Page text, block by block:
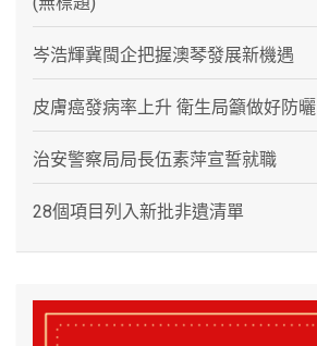
岑浩輝冀閩企把握澳琴發展新機遇
皮膚癌發病率上升 衛生局籲做好防曬
治安警察局局長伍素萍宣誓就職
28個項目列入新批非遺清單